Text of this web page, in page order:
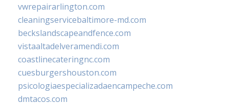
vwrepairarlington.com
cleaningservicebaltimore-md.com
beckslandscapeandfence.com
vistaaltadelveramendi.com
coastlinecateringnc.com
cuesburgershouston.com
psicologiaespecializadaencampeche.com
dmtacos.com